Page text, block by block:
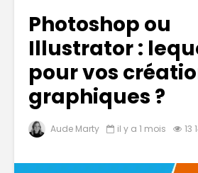
Photoshop ou
Illustrator :
pour vos
graphiques ?
Aude Marty il y a 1 mois 13